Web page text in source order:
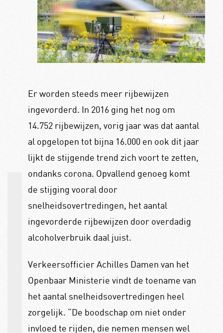
Er worden steeds meer rijbewijzen
ingevorderd. In 2016 ging het nog om
14.752 rijbewijzen, vorig jaar was dat aantal
al opgelopen tot bijna 16.000 en ook dit jaar
lijkt de stijgende trend zich voort te zetten,
ondanks corona. Opvallend genoeg komt
de stijging vooral door
snelheidsovertredingen, het aantal
ingevorderde rijbewijzen door overdadig
alcoholverbruik daal juist.
Verkeersofficier Achilles Damen van het
Openbaar Ministerie vindt de toename van
het aantal snelheidsovertredingen heel
zorgelijk. “De boodschap om niet onder
invloed te rijden, die nemen mensen wel